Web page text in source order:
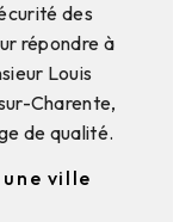
des
répondre à
Louis
Charente,
de qualité.
ville